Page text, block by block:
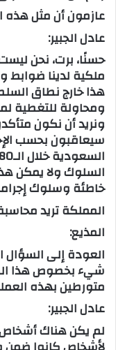
عازمون أن مثل هذه
عادل الجبير:
حسنًا، برت، نحن
ملكية لدينا ضوابط
هذا خارج نطاق
ومحاولة للتغطية
ونريد أن نكون
سيعاقبون بحسب
السلوك ولا يمكن
خاطئة وسلوك
المملكة تريد
المذيع:
العودة إلى
شيء بخصوص هذا
متورطين بهذه
عادل الجبير:
لم يكن هناك أشخاص